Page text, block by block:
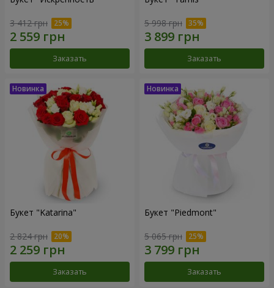
3 412 грн
Заказать
5 998 грн
Заказать
Букет "Katarina"
2 824 грн
Заказать
Букет "Piedmont"
5 065 грн
Заказать